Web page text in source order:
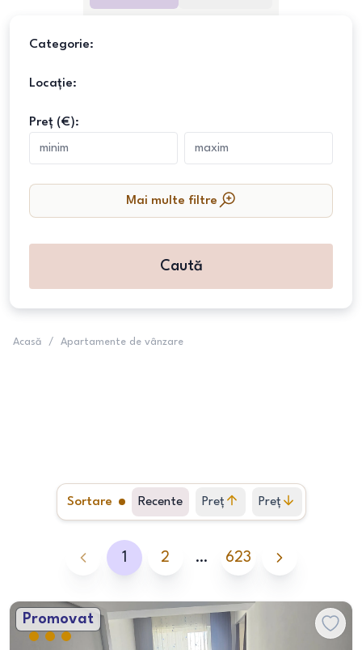
Categorie:
Locație:
Preț (€):
Mai multe filtre
Caută
Acasă / Apartamente de vânzare
Sortare Recente Preț
crescător
Preț
descrescător
1 2 … 623
Promovat